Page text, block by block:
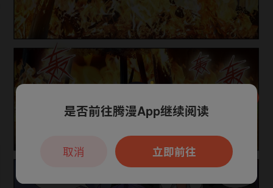
本章节仅支持App阅读，可打开App新用
户7天免费看
是否前往腾漫App继续阅读
立即前往
取消